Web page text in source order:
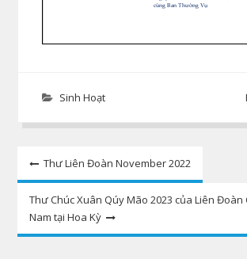
Sinh Hoạt
Post
navigation
Thư Liên Đoàn November 2022
Thư Chúc Xuân Qúy Mão 2023 của Liên Đoàn
Nam tại Hoa Kỳ